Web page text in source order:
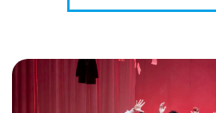
LE SIÈCLE DE LUCIA